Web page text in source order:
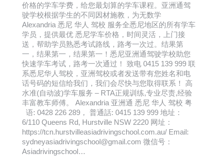
价格的学车学费，给您最划算的学车课程。亚洲通驾
驶学校根据学生的不同因材施教，为无数学
Alexandria 悉尼 华人 驾校 服务全悉尼地区的所有学车
学员，提供最优 悉尼学车价格，时间灵活，上门接
送，帮助学员熟悉考试路线，路考一次过。结果第
一，结果第一，结果第一！悉尼亚洲通驾驶学校助您
快速学车考试，路考一次通过！ 致电 0415 139 999 联
系悉尼华人驾校，亚洲驾校或者发送带有您姓名和电
话号码的短信给我们，我们会尽快与您取得联系！ 高
水准(自动波)学车服务 – RTA正规训练,专业尽责,经验
丰富教车师傅。 Alexandria 亚洲通 悉尼 华人 驾校 粤
语: 0428 226 289， 普通話: 0415 139 999 地址：
6/110 Queens Rd, Hurstville NSW 2220 网址：
https://tcn.hurstvilleasiadrivingschool.com.au/ Email:
sydneyasiadrivingschool@gmail.com 微信号：
Asiadrivingschool…